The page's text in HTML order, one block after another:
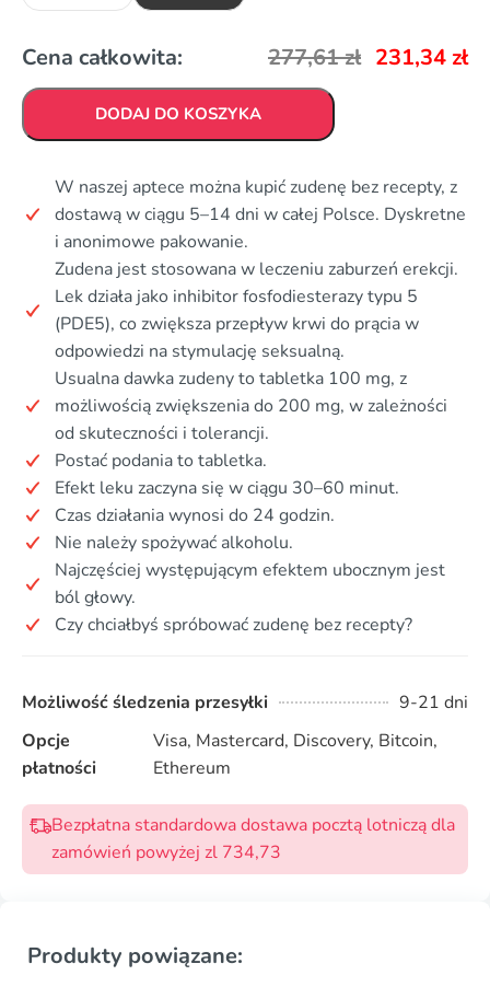
Cena całkowita: 277,61zł 231,34 zł
DODAJ DO KOSZYKA
W naszej aptece można kupić zudenę bez recepty, z
dostawą w ciągu 5–14 dni w całej Polsce. Dyskretne
i anonimowe pakowanie.
Zudena jest stosowana w leczeniu zaburzeń erekcji.
Lek działa jako inhibitor fosfodiesterazy typu 5
(PDE5), co zwiększa przepływ krwi do prącia w
odpowiedzi na stymulację seksualną.
Usualna dawka zudeny to tabletka 100 mg, z
możliwością zwiększenia do 200 mg, w zależności
od skuteczności i tolerancji.
Postać podania to tabletka.
Efekt leku zaczyna się w ciągu 30–60 minut.
Czas działania wynosi do 24 godzin.
Nie należy spożywać alkoholu.
Najczęściej występującym efektem ubocznym jest
ból głowy.
Czy chciałbyś spróbować zudenę bez recepty?
Możliwość śledzenia przesyłki
9-21 dni
Opcje
płatności
Visa, Mastercard, Discovery, Bitcoin,
Ethereum
Bezpłatna standardowa dostawa pocztą lotniczą dla
zamówień powyżej zl 734,73
Produkty powiązane: